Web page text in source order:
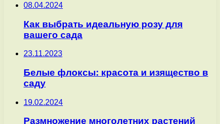
08.04.2024
Как выбрать идеальную розу для
вашего сада
23.11.2023
Белые флоксы: красота и изящество в
саду
19.02.2024
Размножение многолетних растений